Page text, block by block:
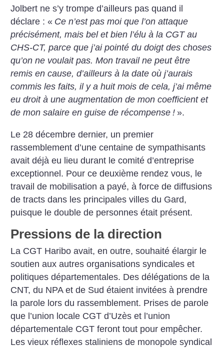
Jolbert ne s’y trompe d’ailleurs pas quand il
déclare : « Ce n’est pas moi que l’on attaque
précisément, mais bel et bien l’élu à la CGT au
CHS-CT, parce que j’ai pointé du doigt des choses
qu’on ne voulait pas. Mon travail ne peut être
remis en cause, d’ailleurs à la date où j’aurais
commis les faits, il y a huit mois de cela, j’ai même
eu droit à une augmentation de mon coefficient et
de mon salaire en guise de récompense ! ».
Le 28 décembre dernier, un premier
rassemblement d’une centaine de sympathisants
avait déjà eu lieu durant le comité d’entreprise
exceptionnel. Pour ce deuxième rendez vous, le
travail de mobilisation a payé, à force de diffusions
de tracts dans les principales villes du Gard,
puisque le double de personnes était présent.
Pressions de la direction
La CGT Haribo avait, en outre, souhaité élargir le
soutien aux autres organisations syndicales et
politiques départementales. Des délégations de la
CNT, du NPA et de Sud étaient invitées à prendre
la parole lors du rassemblement. Prises de parole
que l’union locale CGT d’Uzès et l’union
départementale CGT feront tout pour empêcher.
Les vieux réflexes staliniens de monopole syndical